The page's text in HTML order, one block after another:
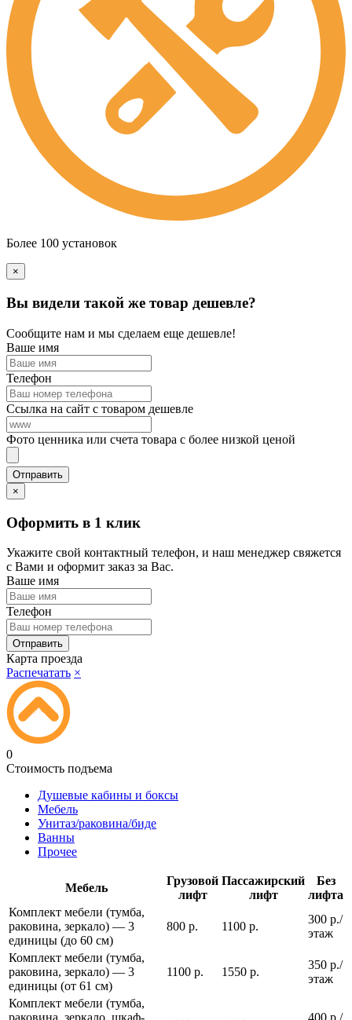
Более 100 установок
×
Вы видели такой же товар дешевле?
Сообщите нам и мы сделаем еще дешевле!
Ваше имя
Телефон
Ссылка на сайт с товаром дешевле
Фото ценника или счета товара с более низкой ценой
×
Оформить в 1 клик
Укажите свой контактный телефон, и наш менеджер свяжется
с Вами и оформит заказ за Вас.
Ваше имя
Телефон
Карта проезда
Распечатать ×
0
Стоимость подъема
Душевые кабины и боксы
Мебель
Унитаз/раковина/биде
Ванны
Прочее
Мебель
Грузовой
лифт
Пассажирский
лифт
Без
лифта
Комплект мебели (тумба,
раковина, зеркало) — 3
единицы (до 60 см)
800 р. 1100 р.
300 р./
этаж
Комплект мебели (тумба,
раковина, зеркало) — 3
единицы (от 61 см)
1100 р. 1550 р.
350 р./
этаж
Комплект мебели (тумба,